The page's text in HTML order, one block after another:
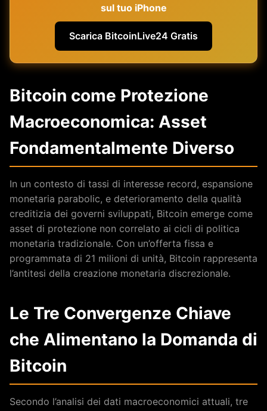
sul tuo iPhone
Scarica BitcoinLive24 Gratis
Bitcoin come Protezione
Macroeconomica: Asset
Fondamentalmente Diverso
In un contesto di tassi di interesse record, espansione
monetaria parabolic, e deterioramento della qualità
creditizia dei governi sviluppati, Bitcoin emerge come
asset di protezione non correlato ai cicli di politica
monetaria tradizionale. Con un’offerta fissa e
programmata di 21 milioni di unità, Bitcoin rappresenta
l’antitesi della creazione monetaria discrezionale.
Le Tre Convergenze Chiave
che Alimentano la Domanda di
Bitcoin
Secondo l’analisi dei dati macroeconomici attuali, tre